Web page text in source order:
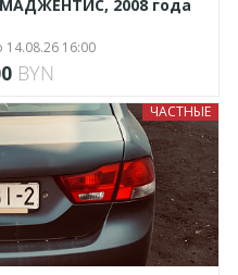
2008 года
16:00
BYN
ЧАСТНЫЕ